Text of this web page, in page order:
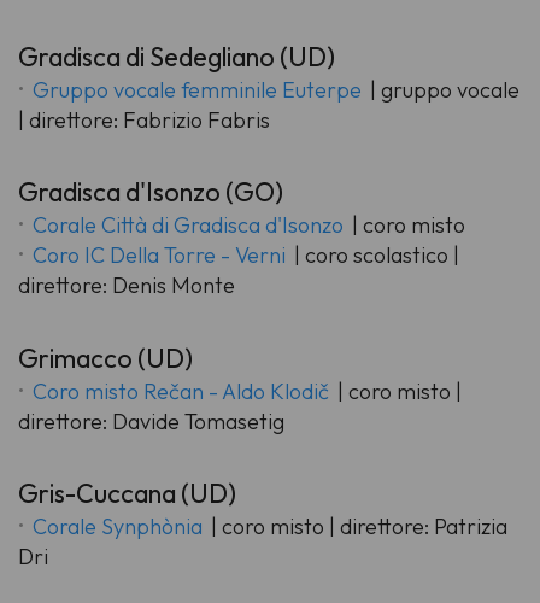
Gradisca di Sedegliano (UD)
Gruppo vocale femminile Euterpe | gruppo vocale
| direttore: Fabrizio Fabris
Gradisca d'Isonzo (GO)
Corale Città di Gradisca d'Isonzo | coro misto
Coro IC Della Torre - Verni | coro scolastico |
direttore: Denis Monte
Grimacco (UD)
Coro misto Rečan - Aldo Klodič | coro misto |
direttore: Davide Tomasetig
Gris-Cuccana (UD)
Corale Synphònia | coro misto | direttore: Patrizia
Dri